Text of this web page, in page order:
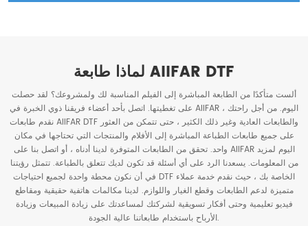
لماذا طابعة AIIFAR DTF
ألست متأكدًا من الطابعة المباشرة إلى الفيلم المناسبة لك ولمشروعك؟ لقد حصلت
على تغطيتها. اتصل بأحد أعضاء فريقنا ذوي الخبرة في AIIFAR اليوم. من أجل راحتك ،
نقدم طابعات AIIFAR DTF والطابعات العادية وغير ذلك الكثير ، حتى تتمكن من العثور
على جميع طابعات الطباعة المباشرة إلى الأفلام والمنتجات التي تحتاجها في مكان
واحد. تحقق من الطابعات المتوفرة لدينا أدناه ، أو اتصل بنا على AIIFAR اليوم لمزيد
من المعلومات. يسعدنا الرد على أي أسئلة قد تكون لديك تتعلق بالطباعة. تتمثل رؤيتنا
في أن نكون محطة واحدة لجميع احتياجات DTF الخاصة بك ، حيث نقدم خدمة عملاء
متميزة لدعم الطابعات وقطع الغيار واللوازم. لدينا مكالمات هاتفية حقيقية ومقاطع
فيديو تعليمية وحتى أفكار تسويقية لشركتك لمساعدتك على زيادة المبيعات وزيادة
الأرباح باستخدام طابعاتنا عالية الجودة.